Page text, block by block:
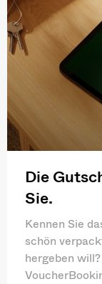
Die
Sie.
Kennen Sie
schön
hergeben